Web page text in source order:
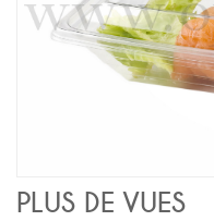
PLUS DE VUES